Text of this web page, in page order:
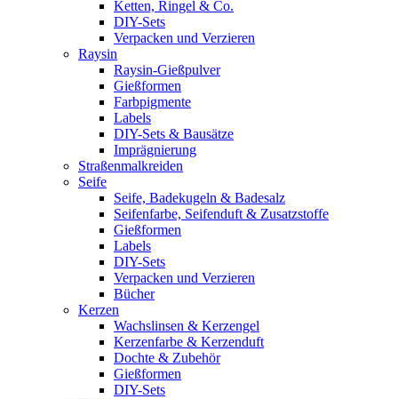
Ketten, Ringel & Co.
DIY-Sets
Verpacken und Verzieren
Raysin
Raysin-Gießpulver
Gießformen
Farbpigmente
Labels
DIY-Sets & Bausätze
Imprägnierung
Straßenmalkreiden
Seife
Seife, Badekugeln & Badesalz
Seifenfarbe, Seifenduft & Zusatzstoffe
Gießformen
Labels
DIY-Sets
Verpacken und Verzieren
Bücher
Kerzen
Wachslinsen & Kerzengel
Kerzenfarbe & Kerzenduft
Dochte & Zubehör
Gießformen
DIY-Sets